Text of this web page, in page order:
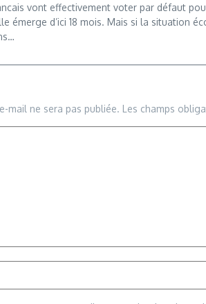
vont effectivement voter par défaut
émerge d’ici 18 mois. Mais si la situation
mail ne sera pas publiée. Les champs